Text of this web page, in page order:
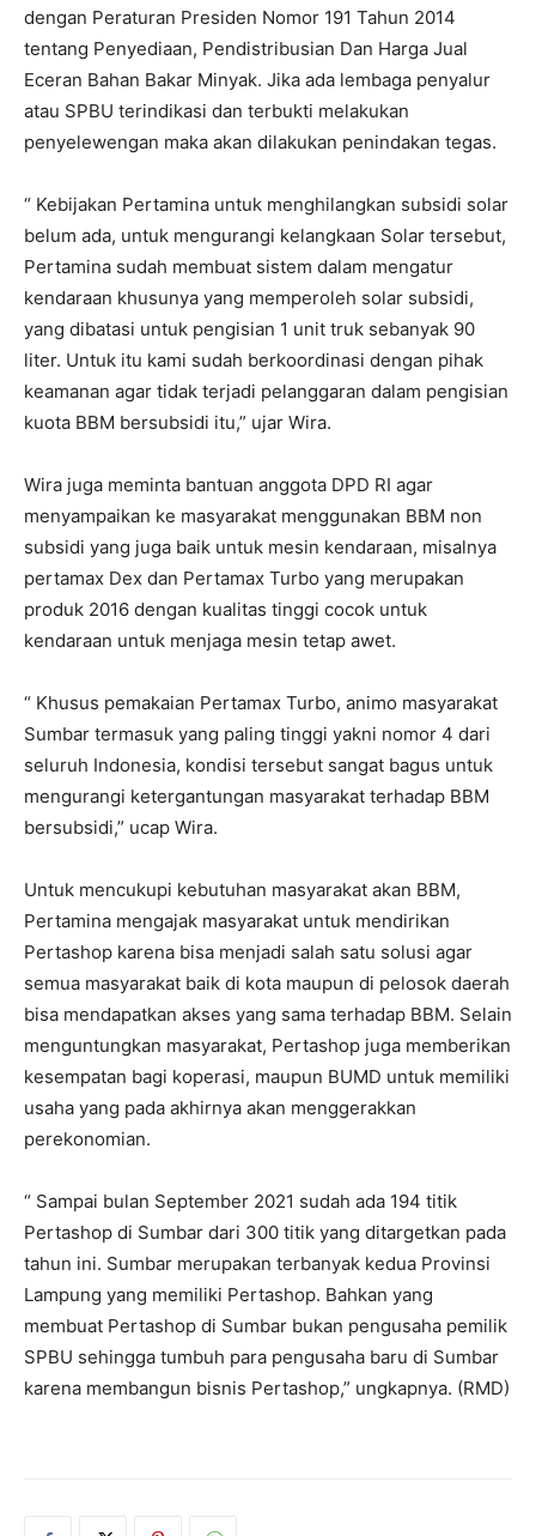
dengan Peraturan Presiden Nomor 191 Tahun 2014
tentang Penyediaan, Pendistribusian Dan Harga Jual
Eceran Bahan Bakar Minyak. Jika ada lembaga penyalur
atau SPBU terindikasi dan terbukti melakukan
penyelewengan maka akan dilakukan penindakan tegas.
“ Kebijakan Pertamina untuk menghilangkan subsidi solar
belum ada, untuk mengurangi kelangkaan Solar tersebut,
Pertamina sudah membuat sistem dalam mengatur
kendaraan khusunya yang memperoleh solar subsidi,
yang dibatasi untuk pengisian 1 unit truk sebanyak 90
liter. Untuk itu kami sudah berkoordinasi dengan pihak
keamanan agar tidak terjadi pelanggaran dalam pengisian
kuota BBM bersubsidi itu,” ujar Wira.
Wira juga meminta bantuan anggota DPD RI agar
menyampaikan ke masyarakat menggunakan BBM non
subsidi yang juga baik untuk mesin kendaraan, misalnya
pertamax Dex dan Pertamax Turbo yang merupakan
produk 2016 dengan kualitas tinggi cocok untuk
kendaraan untuk menjaga mesin tetap awet.
“ Khusus pemakaian Pertamax Turbo, animo masyarakat
Sumbar termasuk yang paling tinggi yakni nomor 4 dari
seluruh Indonesia, kondisi tersebut sangat bagus untuk
mengurangi ketergantungan masyarakat terhadap BBM
bersubsidi,” ucap Wira.
Untuk mencukupi kebutuhan masyarakat akan BBM,
Pertamina mengajak masyarakat untuk mendirikan
Pertashop karena bisa menjadi salah satu solusi agar
semua masyarakat baik di kota maupun di pelosok daerah
bisa mendapatkan akses yang sama terhadap BBM. Selain
menguntungkan masyarakat, Pertashop juga memberikan
kesempatan bagi koperasi, maupun BUMD untuk memiliki
usaha yang pada akhirnya akan menggerakkan
perekonomian.
“ Sampai bulan September 2021 sudah ada 194 titik
Pertashop di Sumbar dari 300 titik yang ditargetkan pada
tahun ini. Sumbar merupakan terbanyak kedua Provinsi
Lampung yang memiliki Pertashop. Bahkan yang
membuat Pertashop di Sumbar bukan pengusaha pemilik
SPBU sehingga tumbuh para pengusaha baru di Sumbar
karena membangun bisnis Pertashop,” ungkapnya. (RMD)